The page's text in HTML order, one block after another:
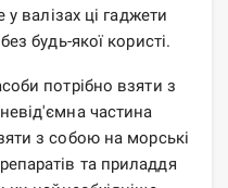
валізах ці гаджети
будь-якої користі.
потрібно взяти з
частина
з собою на морські
та приладдя